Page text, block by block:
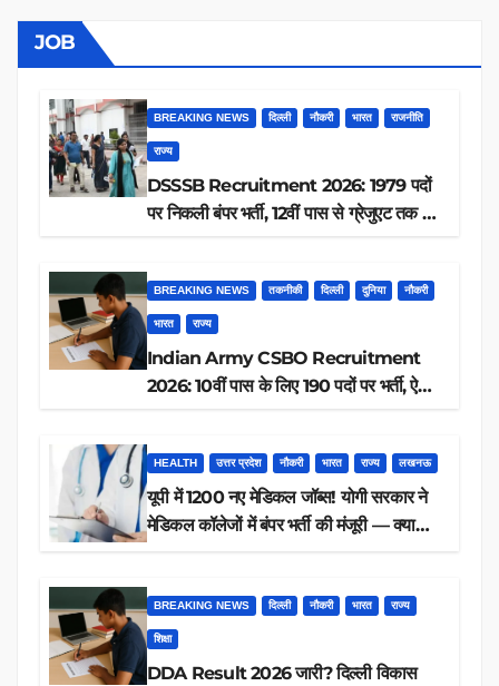
JOB
BREAKING NEWS दिल्ली नौकरी भारत राजनीति
राज्य
DSSSB Recruitment 2026: 1979 पदों
पर निकली बंपर भर्ती, 12वीं पास से ग्रेजुएट तक करें
BREAKING NEWS तकनीकी दिल्ली दुनिया नौकरी
भारत राज्य
Indian Army CSBO Recruitment
2026: 10वीं पास के लिए 190 पदों पर भर्ती, ऐसे
HEALTH उत्तर प्रदेश नौकरी भारत राज्य लखनऊ
यूपी में 1200 नए मेडिकल जॉब्स! योगी सरकार ने
मेडिकल कॉलेजों में बंपर भर्ती की मंजूरी — क्या
BREAKING NEWS दिल्ली नौकरी भारत राज्य
शिक्षा
DDA Result 2026 जारी? दिल्ली विकास